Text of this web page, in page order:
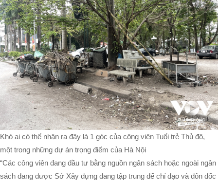
Khó ai có thể nhận ra đây là 1 góc của công viên Tuổi trẻ Thủ đô,
một trong những dự án trọng điểm của Hà Nội
“Các công viên đang đầu tư bằng nguồn ngân sách hoặc ngoài ngân
sách đang được Sở Xây dựng đang tập trung để chỉ đạo và đôn đốc